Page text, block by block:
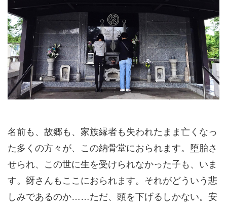
名前も、故郷も、家族縁者も失われたまま亡くなっ
た多くの方々が、この納骨堂におられます。堕胎さ
せられ、この世に生を受けられなかった子も、いま
す。谺さんもここにおられます。それがどういう悲
しみであるのか……ただ、頭を下げるしかない。安